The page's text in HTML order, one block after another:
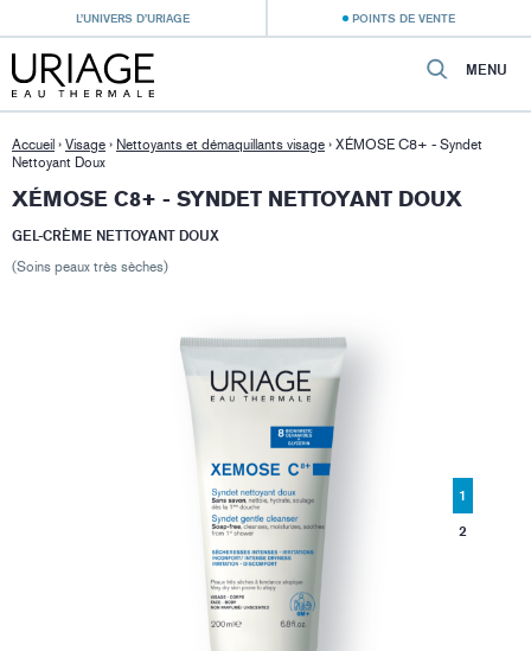
L’UNIVERS D’URIAGE POINTS DE VENTE
MENU
Accueil › Visage › Nettoyants et démaquillants visage › XÉMOSE C8+ - Syndet
Nettoyant Doux
XÉMOSE C8+ - SYNDET NETTOYANT DOUX
GEL-CRÈME NETTOYANT DOUX
(Soins peaux très sèches)
1
2